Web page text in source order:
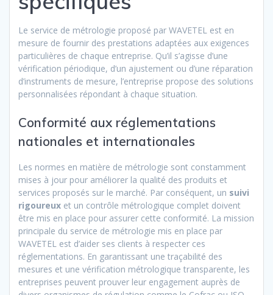
Le service de métrologie proposé par WAVETEL est en
mesure de fournir des prestations adaptées aux exigences
particulières de chaque entreprise. Qu’il s’agisse d’une
vérification périodique, d’un ajustement ou d’une réparation
d’instruments de mesure, l’entreprise propose des solutions
personnalisées répondant à chaque situation.
Conformité aux réglementations
nationales et internationales
Les normes en matière de métrologie sont constamment
mises à jour pour améliorer la qualité des produits et
services proposés sur le marché. Par conséquent, un suivi
rigoureux et un contrôle métrologique complet doivent
être mis en place pour assurer cette conformité. La mission
principale du service de métrologie mis en place par
WAVETEL est d’aider ses clients à respecter ces
réglementations. En garantissant une traçabilité des
mesures et une vérification métrologique transparente, les
entreprises peuvent prouver leur engagement auprès de